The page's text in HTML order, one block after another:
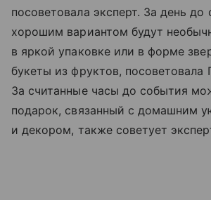
посоветовала эксперт. За день до
хорошим вариантом будут
в яркой упаковке или в форме
букеты из фруктов, посоветовала
За считанные часы до события
подарок, связанный с домашним
и декором, также советует